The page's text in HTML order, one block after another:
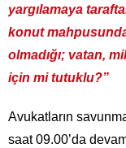
yargılamaya
konut
olmadığı; vatan,
için mi tutuklu?”
Avukatların
saat 09.00’da